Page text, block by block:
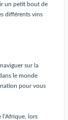
un petit bout de
différents vins
sur la
le monde
pour vous
lors